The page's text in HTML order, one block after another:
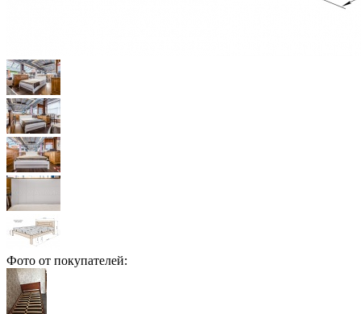
Фото от покупателей: